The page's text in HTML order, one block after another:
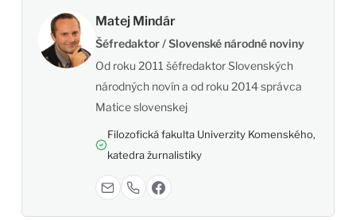
Matej Mindár
Šéfredaktor / Slovenské národné noviny
Od roku 2011 šéfredaktor Slovenských
národných novín a od roku 2014 správca
Matice slovenskej
Filozofická fakulta Univerzity Komenského,
katedra žurnalistiky